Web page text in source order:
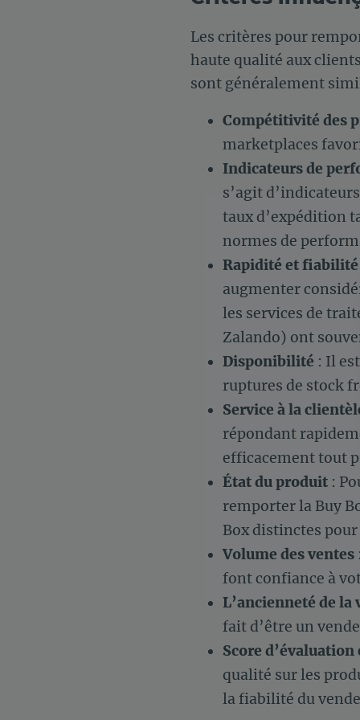
Les critères pour
haute qualité aux
sont généralement
Compétitivité des
marketplaces
Indicateurs de
s’agit
taux d’expédition
normes de
Rapidité et
augmenter
les services de
Zalando) ont
Disponibilité : Il
ruptures de stock
Service à la
répondant
efficacement tout
État du produit :
remporter la Buy
Box distinctes
Volume des ventes
font confiance à
L’ancienneté de
fait d’être un
Score
qualité sur les
la fiabilité du